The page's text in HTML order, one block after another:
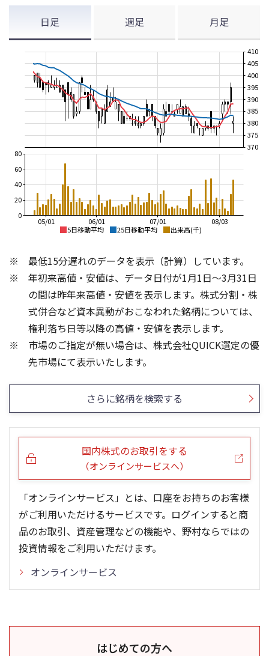
日足 週足 月足
5日移動平均 25日移動平均 出来高(千)
08/03
07/01
06/01
05/01
370
375
380
385
390
395
400
405
410
0
20
40
60
80
13週移動平均 26週移動平均 出来高(千)
250
350
450
500
0
500
1,000
5ヶ月移動平均 25ヶ月移動平均 出来高(千)
250
350
450
500
0
1,000
1,500
2,000
最低15分遅れのデータを表示（計算）しています。
年初来高値・安値は、データ日付が1月1日～3月31日
の間は昨年来高値・安値を表示します。株式分割・株
式併合など資本異動がおこなわれた銘柄については、
権利落ち日等以降の高値・安値を表示します。
市場のご指定が無い場合は、株式会社QUICK選定の優
先市場にて表示いたします。
さらに銘柄を検索する
国内株式のお取引をする
（オンラインサービスへ）
「オンラインサービス」とは、口座をお持ちのお客様
がご利用いただけるサービスです。ログインすると商
品のお取引、資産管理などの機能や、野村ならではの
投資情報をご利用いただけます。
オンラインサービス
はじめての方へ